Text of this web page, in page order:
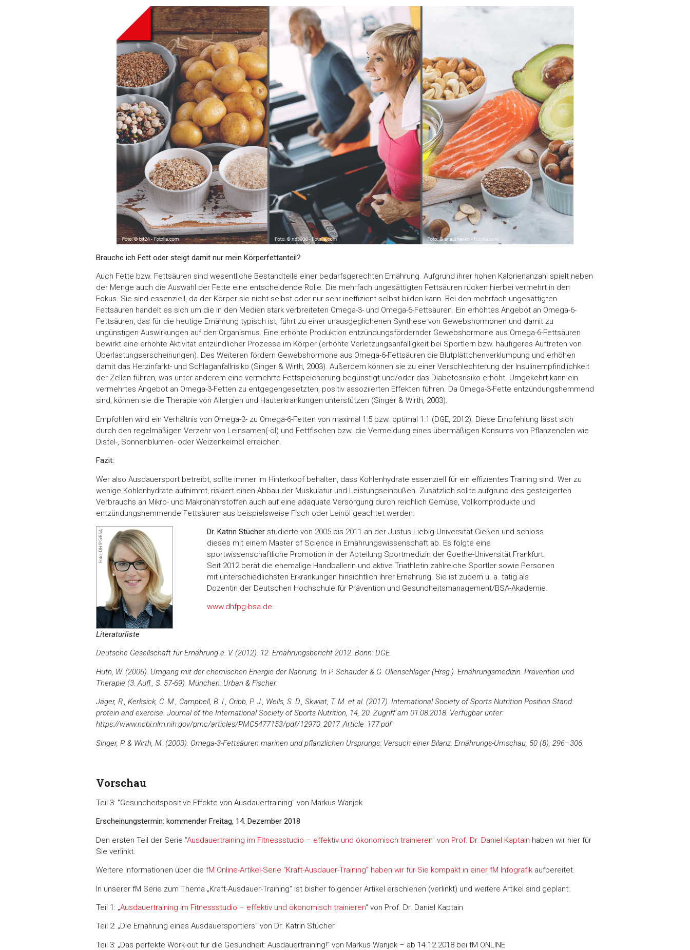
Brauche ich Fett oder steigt damit nur mein Körperfettanteil?
Auch Fette bzw. Fettsäuren sind wesentliche Bestandteile einer bedarfsgerechten Ernährung. Aufgrund ihrer hohen Kalorienanzahl spielt neben
der Menge auch die Auswahl der Fette eine entscheidende Rolle. Die mehrfach ungesättigten Fettsäuren rücken hierbei vermehrt in den
Fokus. Sie sind essenziell, da der Körper sie nicht selbst oder nur sehr ineffizient selbst bilden kann. Bei den mehrfach ungesättigten
Fettsäuren handelt es sich um die in den Medien stark verbreiteten Omega-3- und Omega-6-Fettsäuren. Ein erhöhtes Angebot an Omega-6-
Fettsäuren, das für die heutige Ernährung typisch ist, führt zu einer unausgeglichenen Synthese von Gewebshormonen und damit zu
ungünstigen Auswirkungen auf den Organismus. Eine erhöhte Produktion entzündungsfördernder Gewebshormone aus Omega-6-Fettsäuren
bewirkt eine erhöhte Aktivität entzündlicher Prozesse im Körper (erhöhte Verletzungsanfälligkeit bei Sportlern bzw. häufigeres Auftreten von
Überlastungserscheinungen). Des Weiteren fördern Gewebshormone aus Omega-6-Fettsäuren die Blutplättchenverklumpung und erhöhen
damit das Herzinfarkt- und Schlaganfallrisiko (Singer & Wirth, 2003). Außerdem können sie zu einer Verschlechterung der Insulinempfindlichkeit
der Zellen führen, was unter anderem eine vermehrte Fettspeicherung begünstigt und/oder das Diabetesrisiko erhöht. Umgekehrt kann ein
vermehrtes Angebot an Omega-3-Fetten zu entgegengesetzten, positiv assoziierten Effekten führen. Da Omega-3-Fette entzündungshemmend
sind, können sie die Therapie von Allergien und Hauterkrankungen unterstützen (Singer & Wirth, 2003).
Empfohlen wird ein Verhältnis von Omega-3- zu Omega-6-Fetten von maximal 1:5 bzw. optimal 1:1 (DGE, 2012). Diese Empfehlung lässt sich
durch den regelmäßigen Verzehr von Leinsamen(-öl) und Fettfischen bzw. die Vermeidung eines übermäßigen Konsums von Pflanzenölen wie
Distel-, Sonnenblumen- oder Weizenkeimöl erreichen.
Fazit:
Wer also Ausdauersport betreibt, sollte immer im Hinterkopf behalten, dass Kohlenhydrate essenziell für ein effizientes Training sind. Wer zu
wenige Kohlenhydrate aufnimmt, riskiert einen Abbau der Muskulatur und Leistungseinbußen. Zusätzlich sollte aufgrund des gesteigerten
Verbrauchs an Mikro- und Makronährstoffen auch auf eine adäquate Versorgung durch reichlich Gemüse, Vollkornprodukte und
entzündungshemmende Fettsäuren aus beispielsweise Fisch oder Leinöl geachtet werden.
Dr. Katrin Stücherstudierte von 2005 bis 2011 an der Justus-Liebig-Universität Gießen und schloss
dieses mit einem Master of Science in Ernährungswissenschaft ab. Es folgte eine
sportwissenschaftliche Promotion in der Abteilung Sportmedizin der Goethe-Universität Frankfurt.
Seit 2012 berät die ehemalige Handballerin und aktive Triathletin zahlreiche Sportler sowie Personen
mit unterschiedlichsten Erkrankungen hinsichtlich ihrer Ernährung. Sie ist zudem u. a. tätig als
Dozentin der Deutschen Hochschule für Prävention und Gesundheitsmanagement/BSA-Akademie.
www.dhfpg-bsa.de
Literaturliste
Deutsche Gesellschaft für Ernährung e. V. (2012). 12. Ernährungsbericht 2012. Bonn: DGE.
Huth, W. (2006). Umgang mit der chemischen Energie der Nahrung. In P. Schauder & G. Ollenschläger (Hrsg.). Ernährungsmedizin. Prävention und
Therapie (3. Aufl., S. 57-69). München: Urban & Fischer.
Jäger, R., Kerksick, C. M., Campbell, B. I., Cribb, P. J., Wells, S. D., Skwiat, T. M. et al. (2017). International Society of Sports Nutrition Position Stand:
protein and exercise. Journal of the International Society of Sports Nutrition, 14, 20. Zugriff am 01.08.2018. Verfügbar unter:
https://www.ncbi.nlm.nih.gov/pmc/articles/PMC5477153/pdf/12970_2017_Article_177.pdf
Singer, P. & Wirth, M. (2003). Omega-3-Fettsäuren marinen und pflanzlichen Ursprungs: Versuch einer Bilanz. Ernährungs-Umschau, 50 (8), 296–306.
Vorschau
Teil 3: "Gesundheitspositive Effekte von Ausdauertraining" von Markus Wanjek
Erscheinungstermin: kommender Freitag, 14. Dezember 2018
Den ersten Teil der Serie "Ausdauertraining im Fitnessstudio – effektiv und ökonomisch trainieren" von Prof. Dr. Daniel Kaptain haben wir hier für
Sie verlinkt.
Weitere Informationen über die fM Online-Artikel-Serie "Kraft-Ausdauer-Training" haben wir für Sie kompakt in einer fM Infografik aufbereitet.
In unserer fM Serie zum Thema „Kraft-Ausdauer-Training“ ist bisher folgender Artikel erschienen (verlinkt) und weitere Artikel sind geplant:
Teil 1: „Ausdauertraining im Fitnessstudio – effektiv und ökonomisch trainieren“ von Prof. Dr. Daniel Kaptain
Teil 2: „Die Ernährung eines Ausdauersportlers“ von Dr. Katrin Stücher
Teil 3: „Das perfekte Work-out für die Gesundheit: Ausdauertraining!“ von Markus Wanjek – ab 14.12.2018 bei fM ONLINE